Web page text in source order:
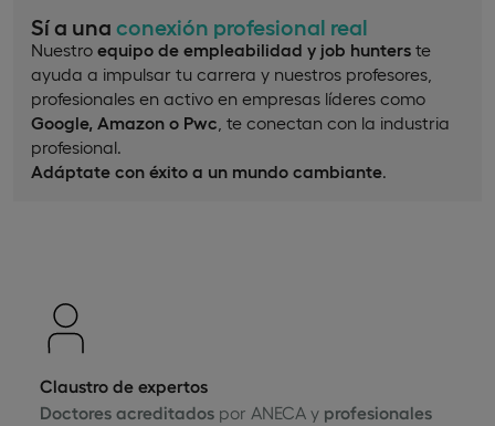
Sí a una conexión profesional real
Nuestro equipo de empleabilidad y job hunters te
ayuda a impulsar tu carrera y nuestros profesores,
profesionales en activo en empresas líderes como
Google, Amazon o Pwc , te conectan con la industria
profesional.
Adáptate con éxito a un mundo cambiante.
Claustro de expertos
Doctores acreditados por ANECA y profesionales